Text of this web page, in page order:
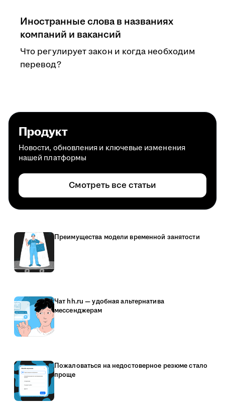
Иностранные слова в названиях
компаний и вакансий
Что регулирует закон и когда необходим
перевод?
Продукт
Новости, обновления и ключевые изменения
нашей платформы
Смотреть все статьи
Преимущества модели временной занятости
Чат hh.ru — удобная альтернатива
мессенджерам
Пожаловаться на недостоверное резюме стало
проще